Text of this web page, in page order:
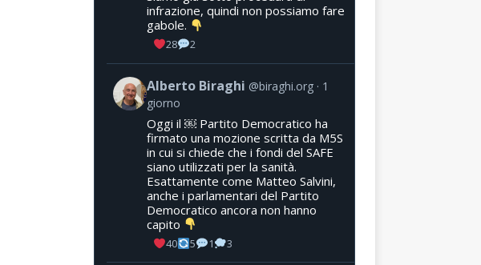
infrazione, quindi non possiamo fare
gabole.
28 2
Alberto Biraghi @biraghi.org
1
giorno
Oggi il ￼ Partito Democratico ha
firmato una mozione scritta da M5S
in cui si chiede che i fondi del SAFE
siano utilizzati per la sanità.
Esattamente come Matteo Salvini,
anche i parlamentari del Partito
Democratico ancora non hanno
capito
40 5 1 3